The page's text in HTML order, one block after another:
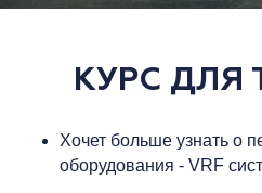
КУРС ДЛЯ
Хочет больше узнать о
оборудования - VRF